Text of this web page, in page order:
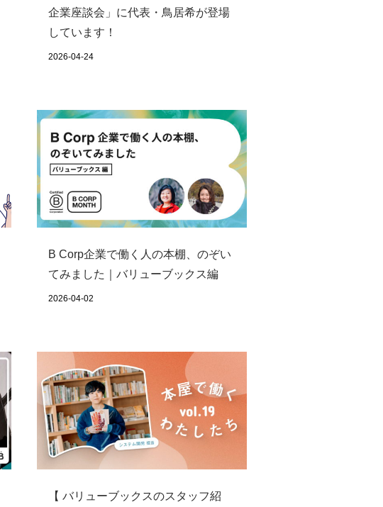
企業座談会」に代表・鳥居希が登場
しています！
2026-04-24
B Corp企業で働く人の本棚、のぞい
てみました｜バリューブックス編
2026-04-02
【 バリューブックスのスタッフ紹